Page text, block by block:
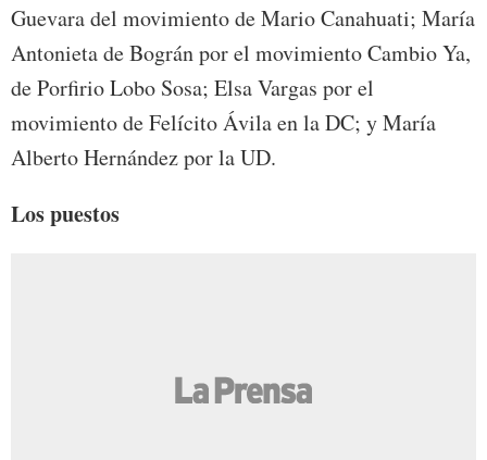
Guevara del movimiento de Mario Canahuati; María
Antonieta de Bográn por el movimiento Cambio Ya,
de Porfirio Lobo Sosa; Elsa Vargas por el
movimiento de Felícito Ávila en la DC; y María
Alberto Hernández por la UD.
Los puestos